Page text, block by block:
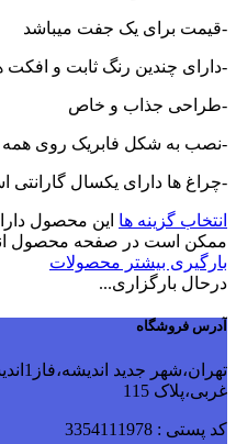
-قیمت برای یک جفت میباشد
-دارای چندین رنگ ثابت و افکت
-طراحی جذاب و خاص
-نصب به شکل فابریک روی
-چراغ ها دارای یکسال گارانتی
انتخاب گزینه ها این محصول
ممکن است در صفحه محصول
بارگیری بیشتر محصولات
درحال بارگزاری...
آدرس فروشگاه
غربی،پلاک 115
کد پستی : 3354111978